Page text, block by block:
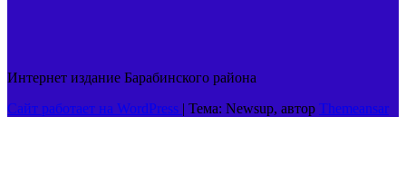
Интернет издание Барабинского района
Сайт работает на WordPress | Тема: Newsup, автор Themeansar